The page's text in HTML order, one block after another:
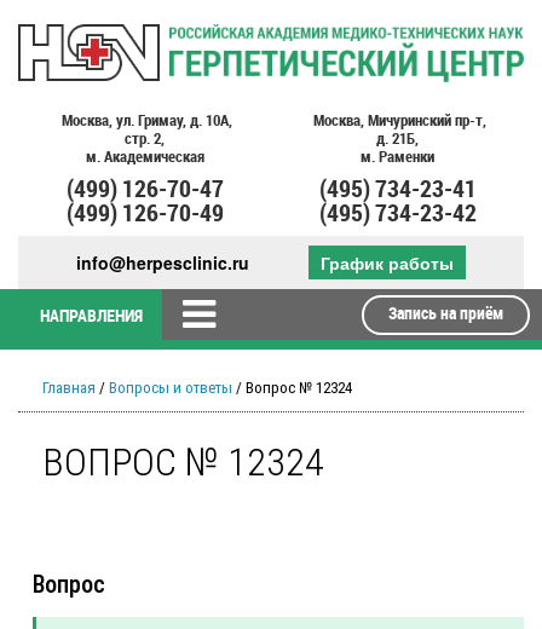
Москва, ул. Гримау, д. 10А,
стр. 2,
м. Академическая
(499)126-70-47
(499)126-70-49
Москва, Мичуринский пр-т,
д. 21Б,
м. Раменки
(495)734-23-41
(495)734-23-42
info@herpesclinic.ru График работы
НАПРАВЛЕНИЯ Запись на приём
Главная / Вопросы и ответы / Вопрос № 12324
ВОПРОС № 12324
Вопрос